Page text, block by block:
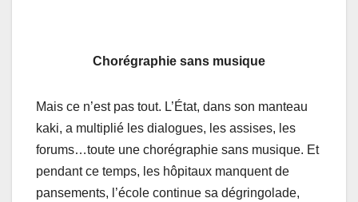
Chorégraphie sans musique
Mais ce n’est pas tout. L’État, dans son manteau
kaki, a multiplié les dialogues, les assises, les
forums…toute une chorégraphie sans musique. Et
pendant ce temps, les hôpitaux manquent de
pansements, l’école continue sa dégringolade,